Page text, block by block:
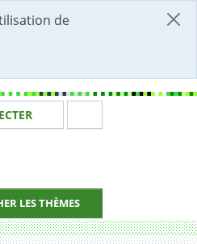
de
LES THÈMES